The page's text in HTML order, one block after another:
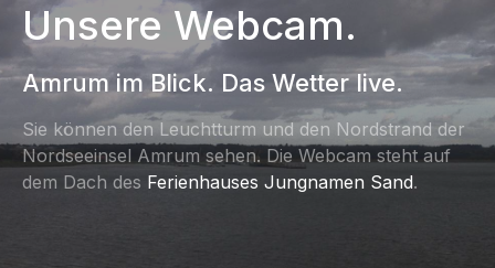
Unsere Webcam.
Amrum im Blick. Das Wetter live.
Sie können den Leuchtturm und den Nordstrand der
Nordseeinsel Amrum sehen. Die Webcam steht auf
dem Dach des Ferienhauses Jungnamen Sand.